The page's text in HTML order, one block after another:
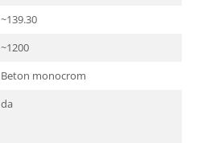
~139.30
~1200
Beton monocrom
da